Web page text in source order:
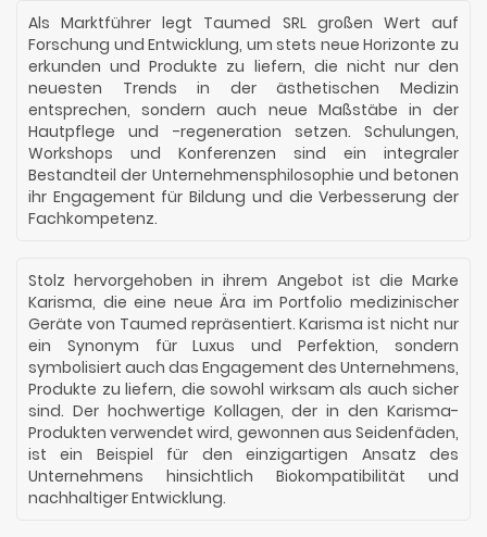
Als Marktführer legt Taumed SRL großen Wert auf
Forschung und Entwicklung, um stets neue Horizonte zu
erkunden und Produkte zu liefern, die nicht nur den
neuesten Trends in der ästhetischen Medizin
entsprechen, sondern auch neue Maßstäbe in der
Hautpflege und -regeneration setzen. Schulungen,
Workshops und Konferenzen sind ein integraler
Bestandteil der Unternehmensphilosophie und betonen
ihr Engagement für Bildung und die Verbesserung der
Fachkompetenz.
Stolz hervorgehoben in ihrem Angebot ist die Marke
Karisma, die eine neue Ära im Portfolio medizinischer
Geräte von Taumed repräsentiert. Karisma ist nicht nur
ein Synonym für Luxus und Perfektion, sondern
symbolisiert auch das Engagement des Unternehmens,
Produkte zu liefern, die sowohl wirksam als auch sicher
sind. Der hochwertige Kollagen, der in den Karisma-
Produkten verwendet wird, gewonnen aus Seidenfäden,
ist ein Beispiel für den einzigartigen Ansatz des
Unternehmens hinsichtlich Biokompatibilität und
nachhaltiger Entwicklung.